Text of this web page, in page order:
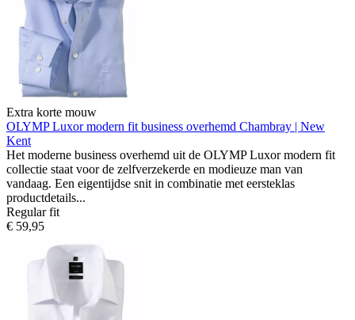
Extra korte mouw
OLYMP Luxor modern fit business overhemd Chambray | New
Kent
Het moderne business overhemd uit de OLYMP Luxor modern fit
collectie staat voor de zelfverzekerde en modieuze man van
vandaag. Een eigentijdse snit in combinatie met eersteklas
productdetails...
Regular fit
€ 59,95